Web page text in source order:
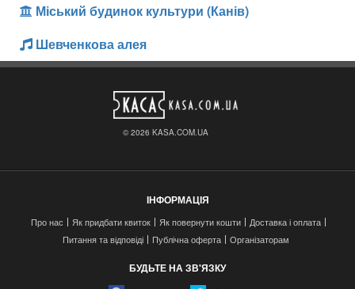
Міський будинок культури (Канів)
Шевченкова алея
© 2026 KASA.COM.UA
ІНФОРМАЦІЯ
Про нас Як придбати квиток Як повернути кошти
Доставка і оплата
Питання та відповіді
Публічна оферта Організаторам
БУДЬТЕ НА ЗВ'ЯЗКУ